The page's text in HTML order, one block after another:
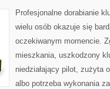
Profesjonalne dorabianie
wielu osób okazuje się
oczekiwanym momencie.
mieszkania, uszkodzony
niedziałający pilot, zużyta
albo potrzeba wykonania